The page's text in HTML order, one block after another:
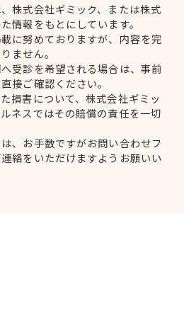
株式会社ギミック、または株式
情報をもとにしています。
に努めておりますが、内容を完
ません。
受診を希望される場合は、事前
接ご確認ください。
損害について、株式会社ギミッ
ネスではその賠償の責任を一切
、お手数ですがお問い合わせフ
絡をいただけますようお願いい